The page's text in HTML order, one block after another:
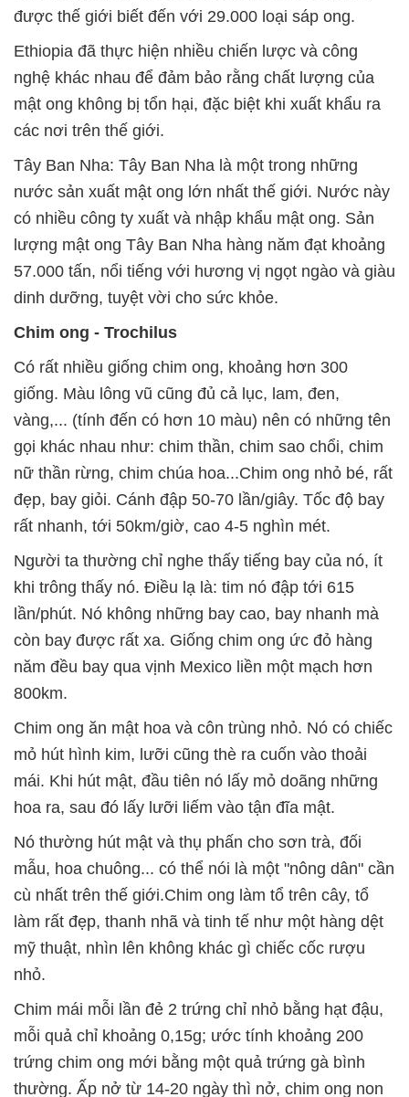
được thế giới biết đến với 29.000 loại sáp ong.
Ethiopia đã thực hiện nhiều chiến lược và công
nghệ khác nhau để đảm bảo rằng chất lượng của
mật ong không bị tổn hại, đặc biệt khi xuất khẩu ra
các nơi trên thế giới.
Tây Ban Nha: Tây Ban Nha là một trong những
nước sản xuất mật ong lớn nhất thế giới. Nước này
có nhiều công ty xuất và nhập khẩu mật ong. Sản
lượng mật ong Tây Ban Nha hàng năm đạt khoảng
57.000 tấn, nổi tiếng với hương vị ngọt ngào và giàu
dinh dưỡng, tuyệt vời cho sức khỏe.
Chim ong - Trochilus
Có rất nhiều giống chim ong, khoảng hơn 300
giống. Màu lông vũ cũng đủ cả lục, lam, đen,
vàng,... (tính đến có hơn 10 màu) nên có những tên
gọi khác nhau như: chim thần, chim sao chổi, chim
nữ thần rừng, chim chúa hoa...Chim ong nhỏ bé, rất
đẹp, bay giỏi. Cánh đập 50-70 lần/giây. Tốc độ bay
rất nhanh, tới 50km/giờ, cao 4-5 nghìn mét.
Người ta thường chỉ nghe thấy tiếng bay của nó, ít
khi trông thấy nó. Điều lạ là: tim nó đập tới 615
lần/phút. Nó không những bay cao, bay nhanh mà
còn bay được rất xa. Giống chim ong ức đỏ hàng
năm đều bay qua vịnh Mexico liền một mạch hơn
800km.
Chim ong ăn mật hoa và côn trùng nhỏ. Nó có chiếc
mỏ hút hình kim, lưỡi cũng thè ra cuốn vào thoải
mái. Khi hút mật, đầu tiên nó lấy mỏ doãng những
hoa ra, sau đó lấy lưỡi liếm vào tận đĩa mật.
Nó thường hút mật và thụ phấn cho sơn trà, đối
mẫu, hoa chuông... có thể nói là một "nông dân" cần
cù nhất trên thế giới.Chim ong làm tổ trên cây, tổ
làm rất đẹp, thanh nhã và tinh tế như một hàng dệt
mỹ thuật, nhìn lên không khác gì chiếc cốc rượu
nhỏ.
Chim mái mỗi lần đẻ 2 trứng chỉ nhỏ bằng hạt đậu,
mỗi quả chỉ khoảng 0,15g; ước tính khoảng 200
trứng chim ong mới bằng một quả trứng gà bình
thường. Ấp nở từ 14-20 ngày thì nở, chim ong non